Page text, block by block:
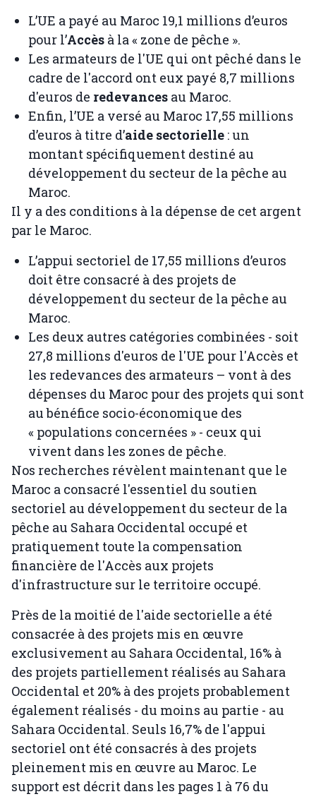
L’UE a payé au Maroc 19,1 millions d’euros
pour l’Accès à la « zone de pêche ».
Les armateurs de l'UE qui ont pêché dans le
cadre de l'accord ont eux payé 8,7 millions
d'euros de redevances au Maroc.
Enfin, l’UE a versé au Maroc 17,55 millions
d’euros à titre d’aide sectorielle : un
montant spécifiquement destiné au
développement du secteur de la pêche au
Maroc.
Il y a des conditions à la dépense de cet argent
par le Maroc.
L’appui sectoriel de 17,55 millions d’euros
doit être consacré à des projets de
développement du secteur de la pêche au
Maroc.
Les deux autres catégories combinées - soit
27,8 millions d'euros de l'UE pour l'Accès et
les redevances des armateurs – vont à des
dépenses du Maroc pour des projets qui sont
au bénéfice socio-économique des
« populations concernées » - ceux qui
vivent dans les zones de pêche.
Nos recherches révèlent maintenant que le
Maroc a consacré l'essentiel du soutien
sectoriel au développement du secteur de la
pêche au Sahara Occidental occupé et
pratiquement toute la compensation
financière de l'Accès aux projets
d'infrastructure sur le territoire occupé.
Près de la moitié de l'aide sectorielle a été
consacrée à des projets mis en œuvre
exclusivement au Sahara Occidental, 16% à
des projets partiellement réalisés au Sahara
Occidental et 20% à des projets probablement
également réalisés - du moins au partie - au
Sahara Occidental. Seuls 16,7% de l'appui
sectoriel ont été consacrés à des projets
pleinement mis en œuvre au Maroc. Le
support est décrit dans les pages 1 à 76 du